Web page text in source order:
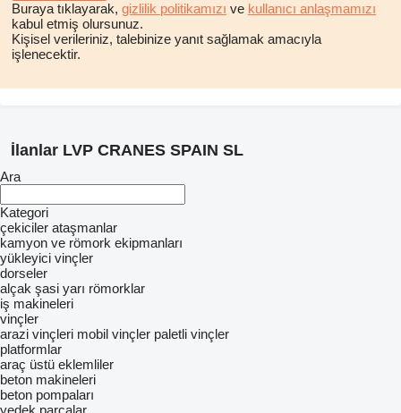
Buraya tıklayarak, gizlilik politikamızı ve kullanıcı anlaşmamızı
kabul etmiş olursunuz.
Kişisel verileriniz, talebinize yanıt sağlamak amacıyla
işlenecektir.
İlanlar LVP CRANES SPAIN SL
Ara
Kategori
çekiciler ataşmanlar
kamyon ve römork ekipmanları
yükleyici vinçler
dorseler
alçak şasi yarı römorklar
iş makineleri
vinçler
arazi vinçleri mobil vinçler paletli vinçler
platformlar
araç üstü eklemliler
beton makineleri
beton pompaları
yedek parçalar